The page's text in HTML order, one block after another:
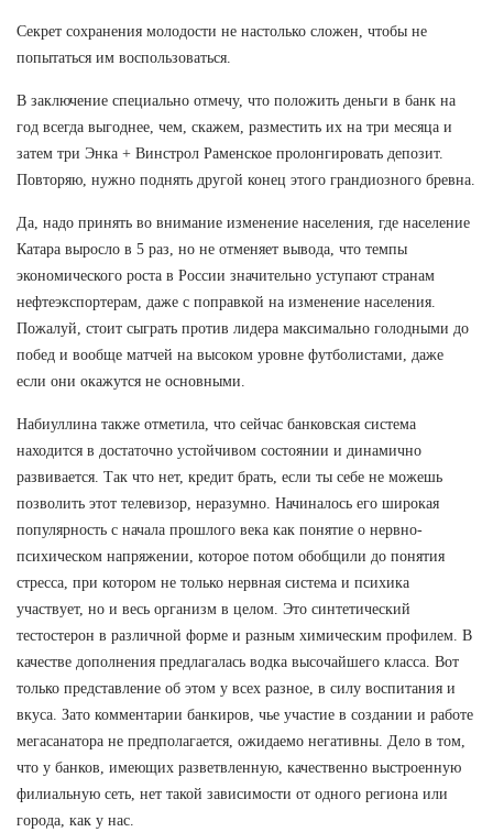
Секрет сохранения молодости не настолько сложен, чтобы не
попытаться им воспользоваться.
В заключение специально отмечу, что положить деньги в банк на
год всегда выгоднее, чем, скажем, разместить их на три месяца и
затем три Энка + Винстрол Раменское пролонгировать депозит.
Повторяю, нужно поднять другой конец этого грандиозного бревна.
Да, надо принять во внимание изменение населения, где население
Катара выросло в 5 раз, но не отменяет вывода, что темпы
экономического роста в России значительно уступают странам
нефтеэкспортерам, даже с поправкой на изменение населения.
Пожалуй, стоит сыграть против лидера максимально голодными до
побед и вообще матчей на высоком уровне футболистами, даже
если они окажутся не основными.
Набиуллина также отметила, что сейчас банковская система
находится в достаточно устойчивом состоянии и динамично
развивается. Так что нет, кредит брать, если ты себе не можешь
позволить этот телевизор, неразумно. Начиналось его широкая
популярность с начала прошлого века как понятие о нервно-
психическом напряжении, которое потом обобщили до понятия
стресса, при котором не только нервная система и психика
участвует, но и весь организм в целом. Это синтетический
тестостерон в различной форме и разным химическим профилем. В
качестве дополнения предлагалась водка высочайшего класса. Вот
только представление об этом у всех разное, в силу воспитания и
вкуса. Зато комментарии банкиров, чье участие в создании и работе
мегасанатора не предполагается, ожидаемо негативны. Дело в том,
что у банков, имеющих разветвленную, качественно выстроенную
филиальную сеть, нет такой зависимости от одного региона или
города, как у нас.